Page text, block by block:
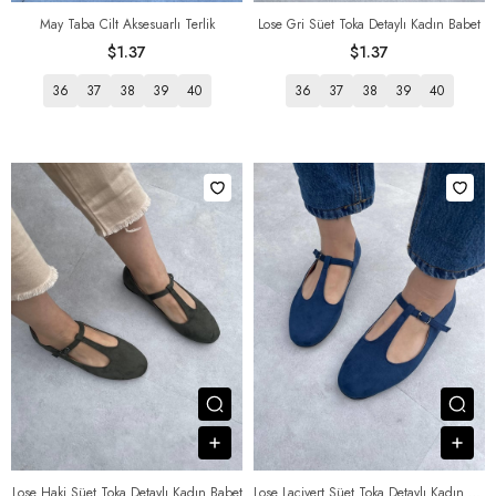
May Taba Cilt Aksesuarlı Terlik
$1.37
36 37 38 39 40
Lose Gri Süet Toka Detaylı Kadın Babet
$1.37
36 37 38 39 40